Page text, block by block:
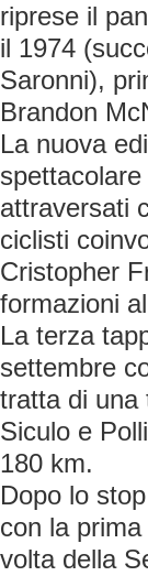
riprese il
il 1974
Saronni),
Brandon
La nuova
attraversati
ciclisti
Cristopher
formazioni
La terza
settembre
tratta di una
Siculo e
180 km.
Dopo lo
con la
volta della